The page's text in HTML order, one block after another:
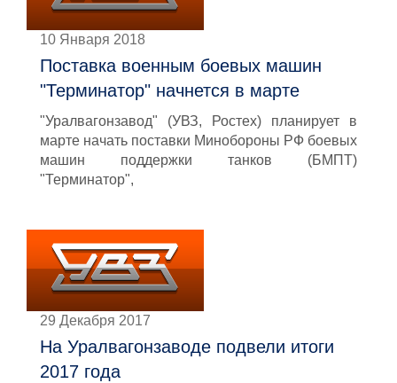
10 Января 2018
Поставка военным боевых машин
"Терминатор" начнется в марте
"Уралвагонзавод" (УВЗ, Ростех) планирует в
марте начать поставки Минобороны РФ боевых
машин поддержки танков (БМПТ)
"Терминатор",
29 Декабря 2017
На Уралвагонзаводе подвели итоги
2017 года